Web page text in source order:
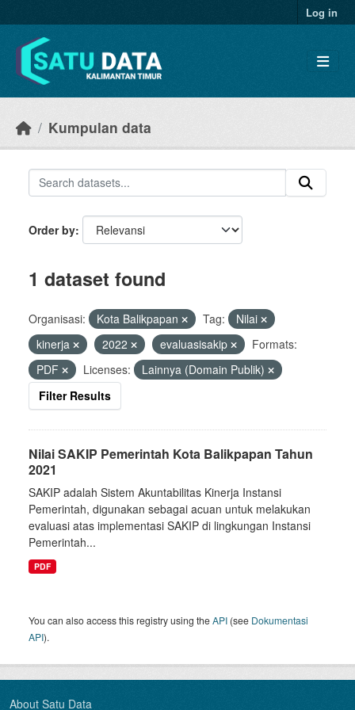
Log in
Kumpulan data
Order by
1 dataset found
Organisasi: Kota Balikpapan Tag:
Nilai
kinerja
2022 evaluasisakip
Formats:
PDF
Licenses:
Lainnya (Domain Publik)
Filter Results
Nilai SAKIP Pemerintah Kota Balikpapan Tahun
2021
SAKIP adalah Sistem Akuntabilitas Kinerja Instansi
Pemerintah, digunakan sebagai acuan untuk melakukan
evaluasi atas implementasi SAKIP di lingkungan Instansi
Pemerintah...
PDF
You can also access this registry using theAPI (see Dokumentasi
API).
About Satu Data